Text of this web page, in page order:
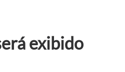
exibido